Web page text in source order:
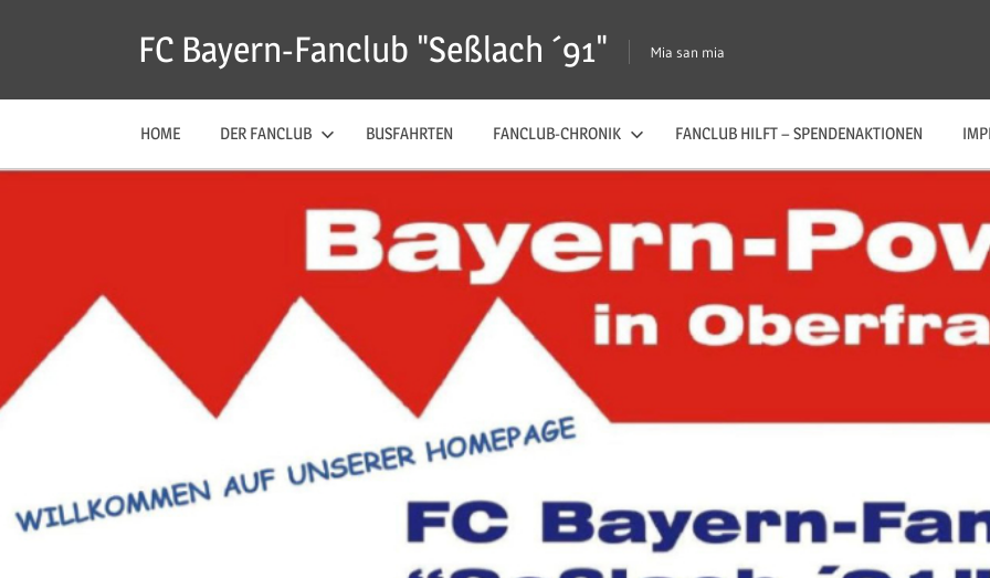
FC Bayern-Fanclub "Seßlach ´91" Mia san mia
HOME DER FANCLUB BUSFAHRTEN FANCLUB-CHRONIK FANCLUB HILFT – SPENDENAKTIONEN